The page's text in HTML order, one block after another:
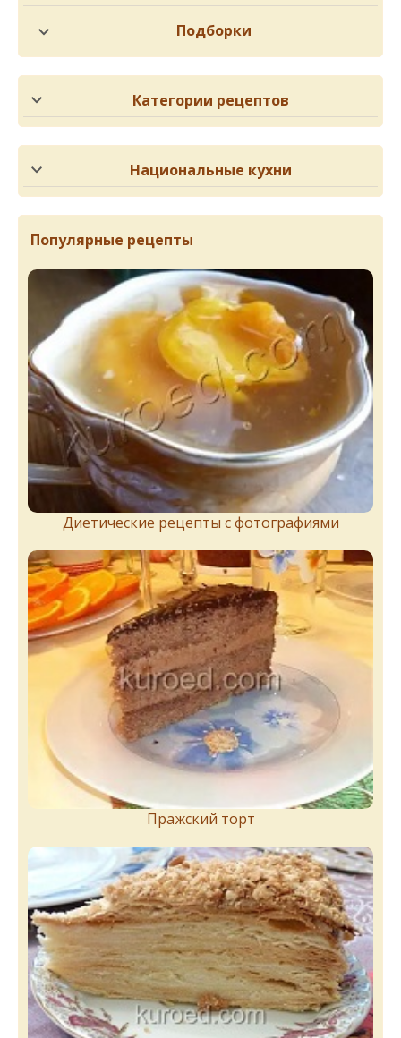
Подборки
Категории рецептов
Национальные кухни
Популярные рецепты
Диетические рецепты с фотографиями
Пражский торт